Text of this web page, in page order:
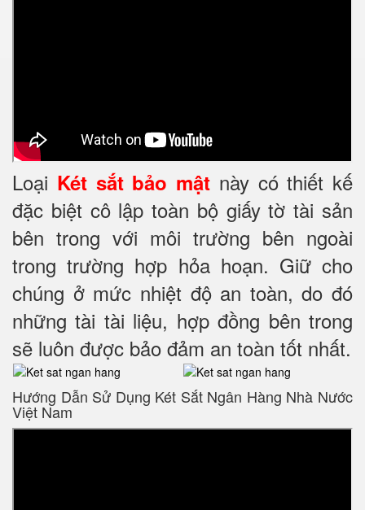
Loại Két sắt bảo mật này có thiết kế
đặc biệt cô lập toàn bộ giấy tờ tài sản
bên trong với môi trường bên ngoài
trong trường hợp hỏa hoạn. Giữ cho
chúng ở mức nhiệt độ an toàn, do đó
những tài tài liệu, hợp đồng bên trong
sẽ luôn được bảo đảm an toàn tốt nhất.
Hướng Dẫn Sử Dụng Két Sắt Ngân Hàng Nhà Nước
Việt Nam